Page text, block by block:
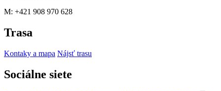
M: +421 908 970 628
Trasa
Kontaky a mapa Nájsť trasu
Sociálne siete